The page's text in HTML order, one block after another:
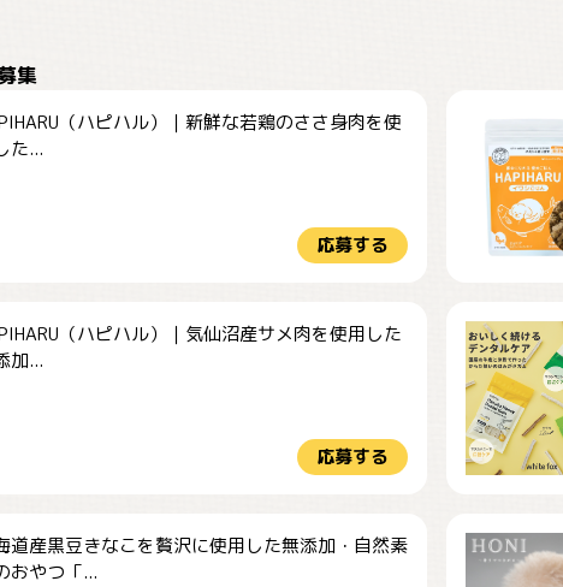
集
（ハピハル）｜新鮮な若鶏のささ身肉を使
た...
応募する
（ハピハル）｜気仙沼産サメ肉を使用した
加...
応募する
道産黒豆きなこを贅沢に使用した無添加・自然素
おやつ「...